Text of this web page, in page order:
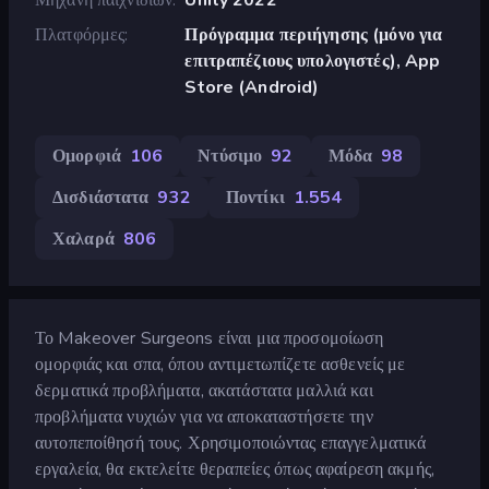
Πλατφόρμες
Πρόγραμμα περιήγησης (μόνο για
επιτραπέζιους υπολογιστές), App
Store (Android)
Ομορφιά 106 Ντύσιμο 92 Μόδα 98
Δισδιάστατα 932 Ποντίκι 1.554
Χαλαρά 806
Το Makeover Surgeons είναι μια προσομοίωση
ομορφιάς και σπα, όπου αντιμετωπίζετε ασθενείς με
δερματικά προβλήματα, ακατάστατα μαλλιά και
προβλήματα νυχιών για να αποκαταστήσετε την
αυτοπεποίθησή τους. Χρησιμοποιώντας επαγγελματικά
εργαλεία, θα εκτελείτε θεραπείες όπως αφαίρεση ακμής,